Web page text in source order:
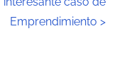
Emprendimiento >